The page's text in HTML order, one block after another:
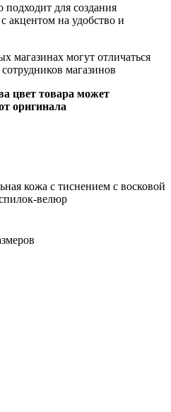
для создания
акцентом на удобство и
магазинах могут отличаться
магазинов
цвет товара может
оригинала
кожа с тиснением с восковой
велюр